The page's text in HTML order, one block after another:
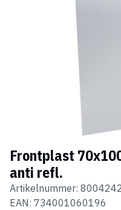
Frontplast
anti refl.
Artikelnummer: 8004242
EAN: 734001060196